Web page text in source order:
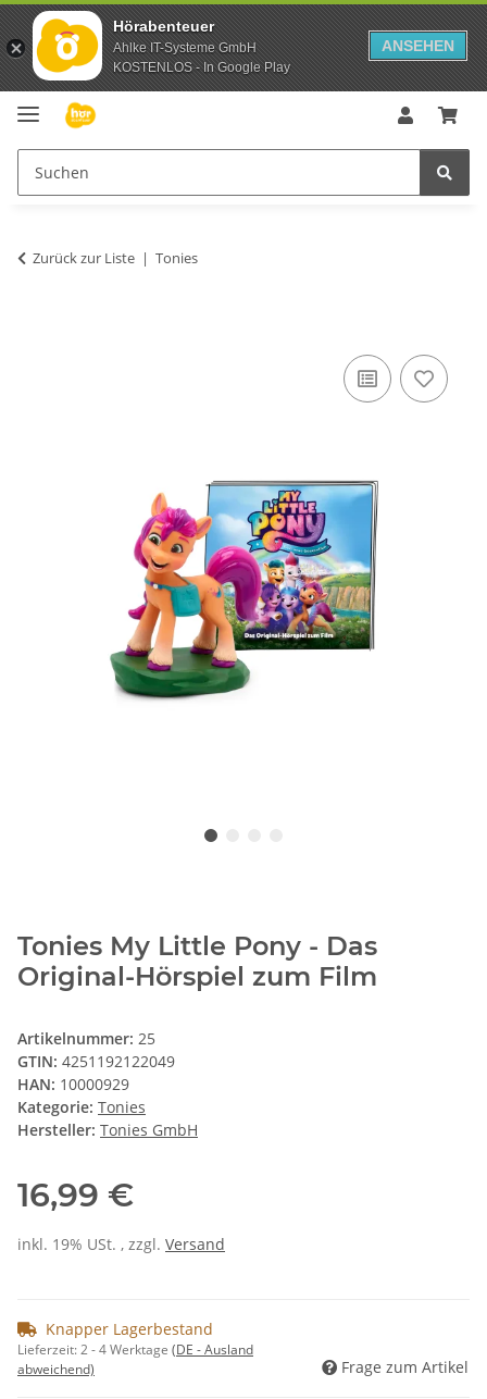
Hörabenteuer
Ahlke IT-Systeme GmbH
KOSTENLOS - In Google Play
ANSEHEN
Zurück zur Liste Tonies
Tonies My Little Pony - Das
Original-Hörspiel zum Film
Artikelnummer: 25
GTIN: 4251192122049
HAN: 10000929
Kategorie: Tonies
Hersteller: Tonies GmbH
16,99 €
inkl. 19% USt. , zzgl. Versand
Knapper Lagerbestand
Lieferzeit:2 - 4 Werktage (DE - Ausland
abweichend)
Frage zum Artikel